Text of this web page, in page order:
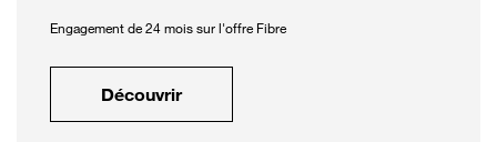
Engagement de 24 mois sur l'offre Fibre
Découvrir